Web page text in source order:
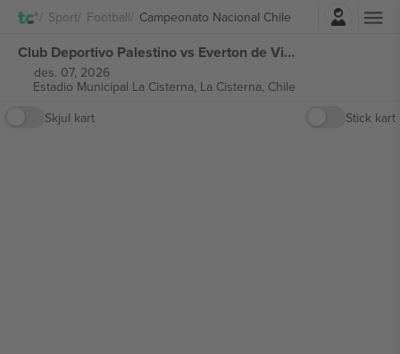
Sport Football Campeonato Nacional Chile
Logg Inn
Club Deportivo Palestino vs Everton de Viña del Mar Campeonato Nacional Chile billetter
des. 07, 2026
Estadio Municipal La Cisterna, La Cisterna, Chile
Skjul kart
Stick kart